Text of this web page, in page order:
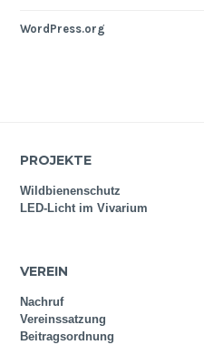
WordPress.org
PROJEKTE
Wildbienenschutz
LED-Licht im Vivarium
VEREIN
Nachruf
Vereinssatzung
Beitragsordnung